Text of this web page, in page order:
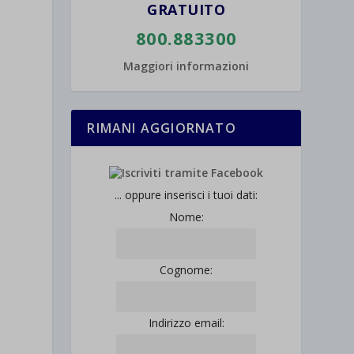
GRATUITO
800.883300
Maggiori informazioni
RIMANI AGGIORNATO
... oppure inserisci i tuoi dati:
Nome:
Cognome:
Indirizzo email: